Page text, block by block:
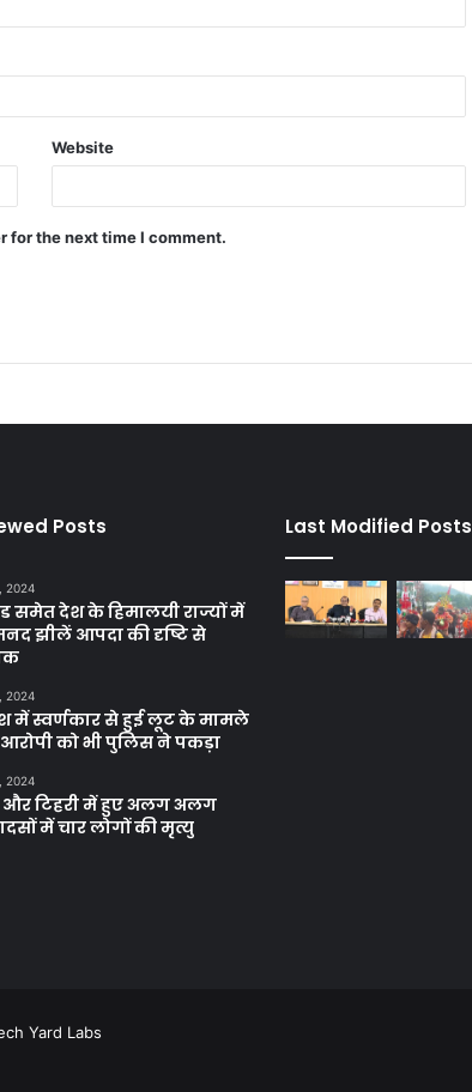
Website
for the next time I comment.
Posts
2024
समेत देश के हिमालयी राज्यों में
झीलें आपदा की दृष्टि से
2024
में स्वर्णकार से हुई लूट के मामले
को भी पुलिस ने पकड़ा
2024
और टिहरी में हुए अलग अलग
में चार लोगों की मृत्यु
Last Modified Posts
Yard Labs